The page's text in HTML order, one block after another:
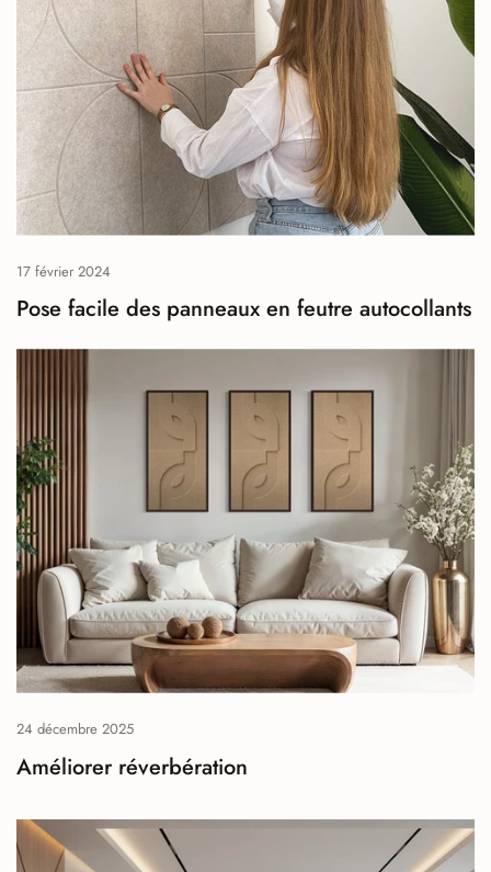
17 février 2024
Pose facile des panneaux en feutre autocollants
24 décembre 2025
Améliorer réverbération